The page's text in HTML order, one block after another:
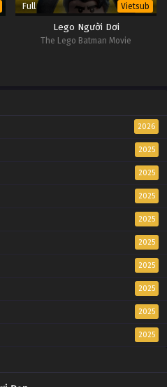
Trời Tập 8
Trời Tập 6
Trời Tập 4
Trời Tập 3
Full Vietsub
Lego Người Dơi
The Lego Batman Movie
2026
2025
2025
2025
2025
2025
2025
2025
2025
2025